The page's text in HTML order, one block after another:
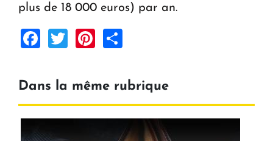
plus de 18 000 euros) par an.
Facebook
TwitterPinterest
Dans la même rubrique